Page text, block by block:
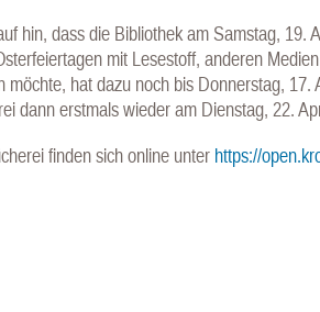
hin, dass die Bibliothek am Samstag, 19.
mit Lesestoff, anderen
möchte, hat dazu noch bis Donnerstag, 17.
dann erstmals wieder am Dienstag, 22.
finden sich online unter https://